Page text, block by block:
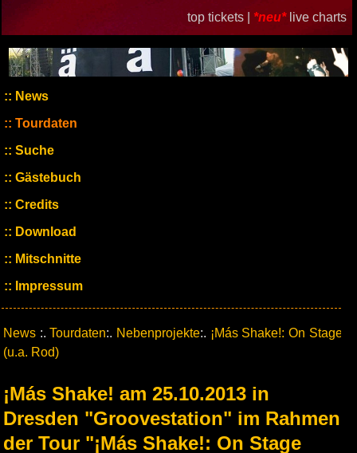
top tickets | *neu* live charts
News
Tourdaten
Suche
Gästebuch
Credits
Download
Mitschnitte
Impressum
News :.Tourdaten:. Nebenprojekte:. ¡Más Shake!: On Stage
(u.a. Rod)
¡Más Shake! am 25.10.2013 in
Dresden "Groovestation" im Rahmen
der Tour "¡Más Shake!: On Stage